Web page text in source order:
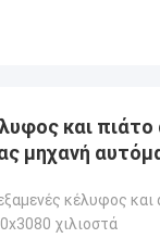
και
μηχανή
χιλιοστά